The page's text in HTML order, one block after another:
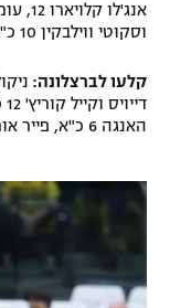
וסקוטי ווילבקין 10 כ"א, כריס ג'ונס 4, עוז בלייזר 2.
קלעו לברצלונה:
האנגה 6 כ"א, פייר אוריולה 4, ליאו וסטרמן 2.